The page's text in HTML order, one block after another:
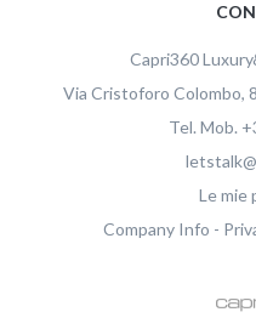
Capri360
Via Cristoforo Colombo,
Tel. Mob.
Le mie
Company Info -
Capri360
Viale Gramsci 15,